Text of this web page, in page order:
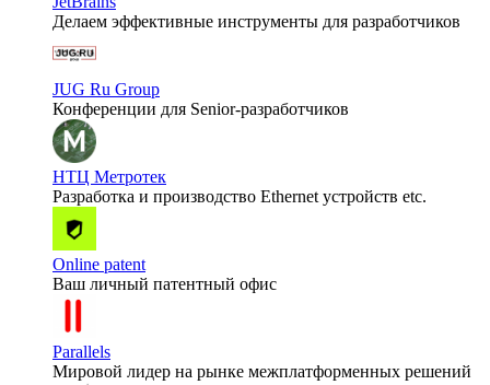
Делаем эффективные инструменты для разработчиков
JUG Ru Group
Конференции для Senior-разработчиков
НТЦ Метротек
Разработка и производство Ethernet устройств etc.
Online patent
Ваш личный патентный офис
Parallels
Мировой лидер на рынке межплатформенных решений